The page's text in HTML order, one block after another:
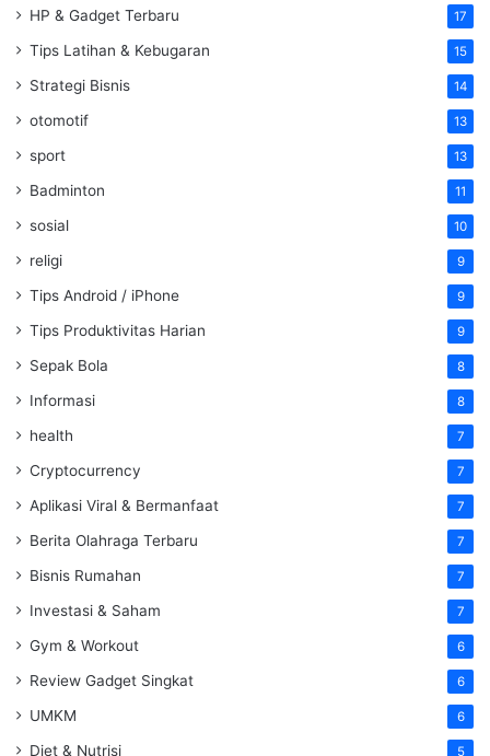
HP & Gadget Terbaru 17
Tips Latihan & Kebugaran 15
Strategi Bisnis 14
otomotif 13
sport 13
Badminton 11
sosial 10
religi 9
Tips Android / iPhone 9
Tips Produktivitas Harian 9
Sepak Bola 8
Informasi 8
health 7
Cryptocurrency 7
Aplikasi Viral & Bermanfaat 7
Berita Olahraga Terbaru 7
Bisnis Rumahan 7
Investasi & Saham 7
Gym & Workout 6
Review Gadget Singkat 6
UMKM 6
Diet & Nutrisi 5